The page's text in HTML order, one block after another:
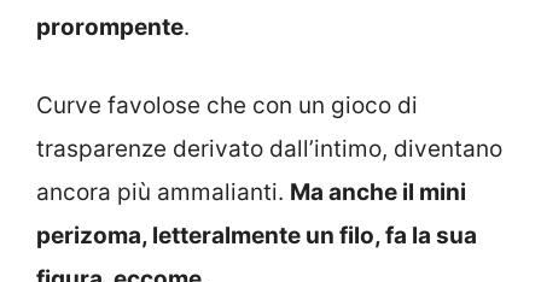
prorompente.
Curve favolose che con un gioco di
trasparenze derivato dall’intimo, diventano
ancora più ammalianti. Ma anche il mini
perizoma, letteralmente un filo, fa la sua